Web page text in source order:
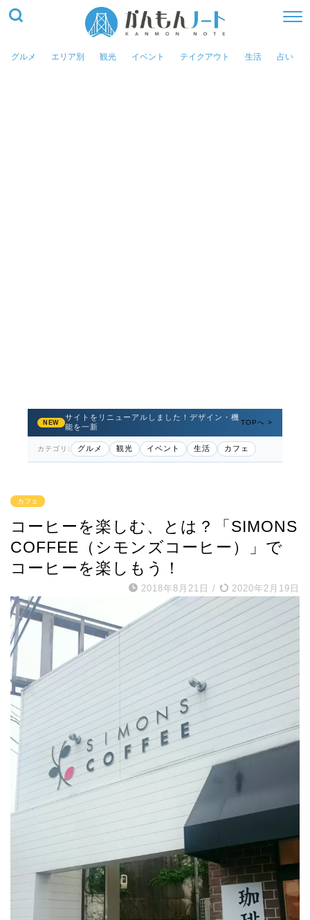
グルメ エリア別 観光 イベント テイクアウト 生活 占い
NEW
サイトをリニューアルしました！デザイン・機
能を一新
TOPへ >
カテゴリ: グルメ 観光 イベント 生活 カフェ
カフェ
コーヒーを楽しむ、とは？「SIMONS
COFFEE（シモンズコーヒー）」で
コーヒーを楽しもう！
2018年8月21日 / 2020年2月19日